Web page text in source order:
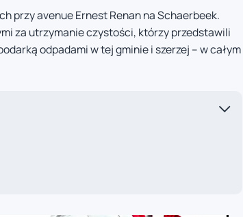
przy avenue Ernest Renan na Schaerbeek.
za utrzymanie czystości, którzy przedstawili
odpadami w tej gminie i szerzej – w całym